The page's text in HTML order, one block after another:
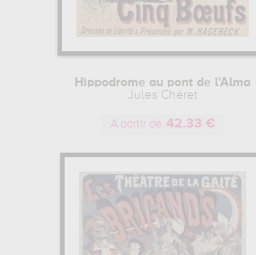
Hippodrome au pont de l'Alma
Jules Chéret
A partir de 42.33 €